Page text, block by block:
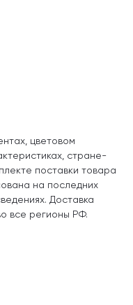
цветовом
стране-
поставки товара
на последних
Доставка
все регионы РФ.